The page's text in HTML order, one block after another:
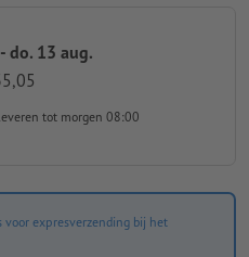
do. 13 aug.
tot morgen 08:00
expresverzending bij het